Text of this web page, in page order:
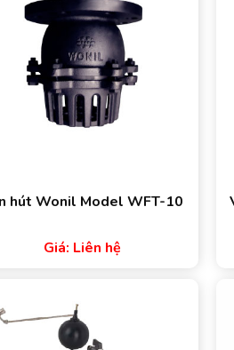
hút Wonil Model WFT-10
Giá: Liên hệ